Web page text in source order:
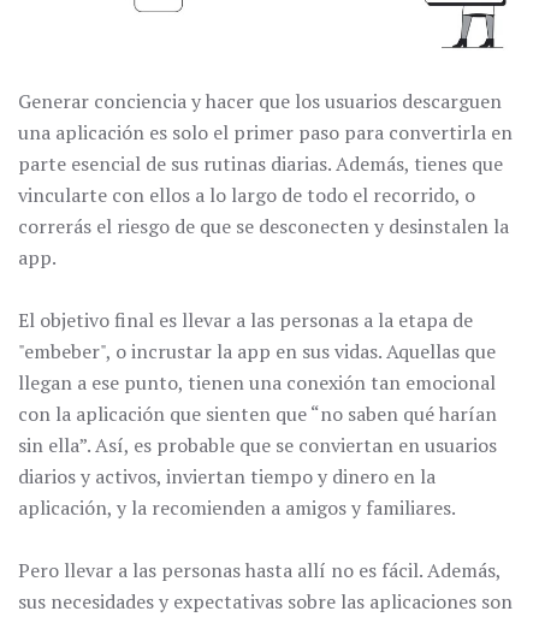
Generar conciencia y hacer que los usuarios descarguen
una aplicación es solo el primer paso para convertirla en
parte esencial de sus rutinas diarias. Además, tienes que
vincularte con ellos a lo largo de todo el recorrido, o
correrás el riesgo de que se desconecten y desinstalen la
app.
El objetivo final es llevar a las personas a la etapa de
"embeber", o incrustar la app en sus vidas. Aquellas que
llegan a ese punto, tienen una conexión tan emocional
con la aplicación que sienten que “no saben qué harían
sin ella”. Así, es probable que se conviertan en usuarios
diarios y activos, inviertan tiempo y dinero en la
aplicación, y la recomienden a amigos y familiares.
Pero llevar a las personas hasta allí no es fácil. Además,
sus necesidades y expectativas sobre las aplicaciones son